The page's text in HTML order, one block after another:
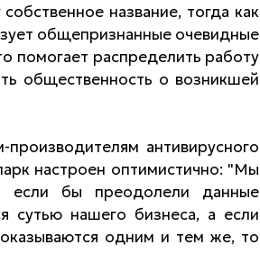
название, тогда как
общепризнанные очевидные
помогает распределить работу
общественность о возникшей
антивирусного
настроен оптимистично: "Мы
если бы преодолели данные
сутью нашего бизнеса, а если
одним и тем же, то